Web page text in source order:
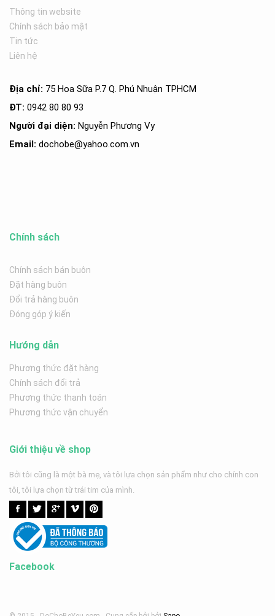
Thông tin website
Chính sách bảo mật
Tin tức
Liên hệ
Địa chỉ: 75 Hoa Sữa P.7 Q. Phú Nhuận TPHCM
ĐT: 0942 80 80 93
Người đại diện: Nguyễn Phương Vy
Email: dochobe@yahoo.com.vn
Chính sách
Chính sách bán buôn
Đặt hàng buôn
Đổi trả hàng buôn
Đóng góp ý kiến
Hướng dẫn
Phương thức đặt hàng
Chính sách đổi trả
Phương thức thanh toán
Phương thức vận chuyển
Giới thiệu về shop
Bởi tôi cũng là một bà mẹ, và tôi lựa chọn sản phẩm như cho chính con
tôi, tôi lựa chọn từ trái tim của mình.
Facebook